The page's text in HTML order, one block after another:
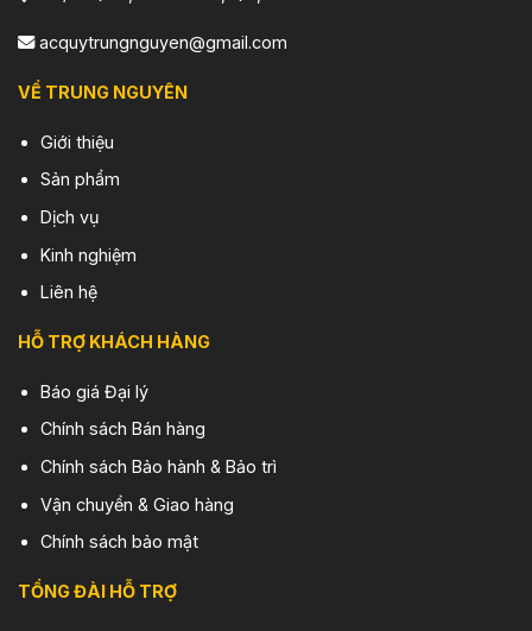
acquytrungnguyen@gmail.com
VỀ TRUNG NGUYÊN
Giới thiệu
Sản phẩm
Dịch vụ
Kinh nghiệm
Liên hệ
HỖ TRỢ KHÁCH HÀNG
Báo giá Đại lý
Chính sách Bán hàng
Chính sách Bảo hành & Bảo trì
Vận chuyển & Giao hàng
Chính sách bảo mật
TỔNG ĐÀI HỖ TRỢ